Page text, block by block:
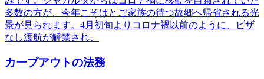
多数の方が、今年こそはとご家族の待つ故郷へ帰省される光
景が見られます。4月初旬よりコロナ禍以前のように、ビザ
なし渡航が解禁され、
カーブアウトの法務